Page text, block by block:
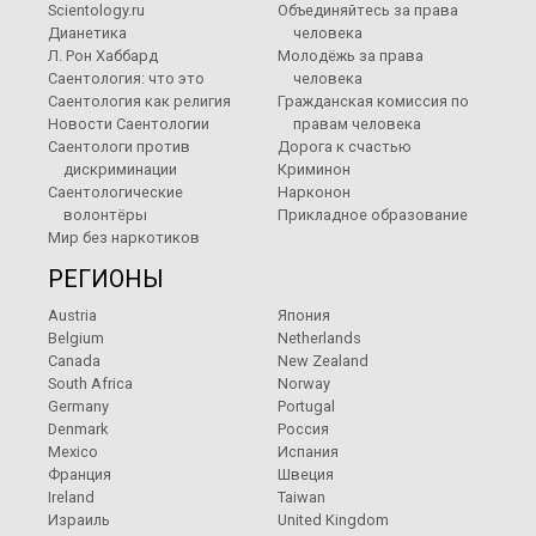
Scientology.ru
Дианетика
Л. Рон Хаббард
Саентология: что это
Саентология как религия
Новости Саентологии
Саентологи против
дискриминации
Саентологические
волонтёры
Мир без наркотиков
Объединяйтесь за права
человека
Молодёжь за права
человека
Гражданская комиссия по
правам человека
Дорога к счастью
Криминон
Нарконон
Прикладное образование
РЕГИОНЫ
Austria
Belgium
Canada
South Africa
Germany
Denmark
Mexico
Франция
Ireland
Израиль
Япония
Netherlands
New Zealand
Norway
Portugal
Россия
Испания
Швеция
Taiwan
United Kingdom